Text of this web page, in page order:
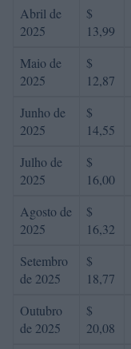
Abril de
2025
$
13,99
Maio de
2025
$
12,87
Junho de
2025
$
14,55
Julho de
2025
$
16,00
Agosto de
2025
$
16,32
Setembro
de 2025
$
18,77
Outubro
de 2025
$
20,08